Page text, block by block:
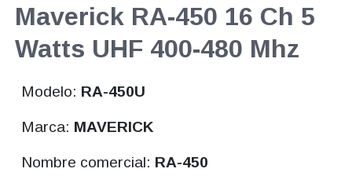
Maverick RA-450 16 Ch 5
Watts UHF 400-480 Mhz
Modelo: RA-450U
Marca: MAVERICK
Nombre comercial: RA-450